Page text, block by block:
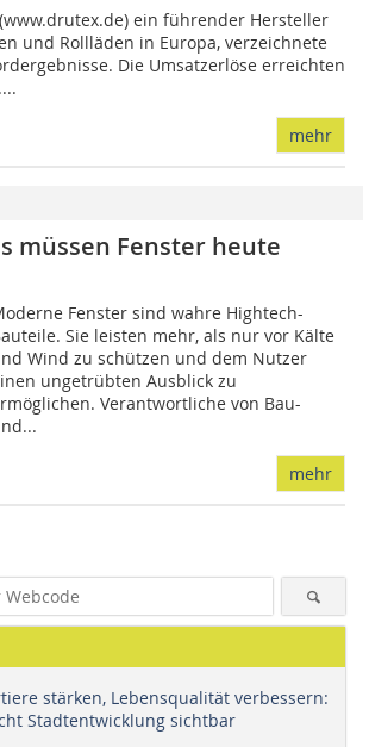
ein führender Hersteller
und Rollläden in Europa, verzeichnete
Die Umsatzerlöse erreichten
mehr
müssen Fenster heute
Fenster sind wahre Hightech-
Sie leisten mehr, als nur vor Kälte
Wind zu schützen und dem Nutzer
ungetrübten Ausblick zu
Verantwortliche von Bau-
mehr
stärken, Lebensqualität verbessern:
Stadtentwicklung sichtbar